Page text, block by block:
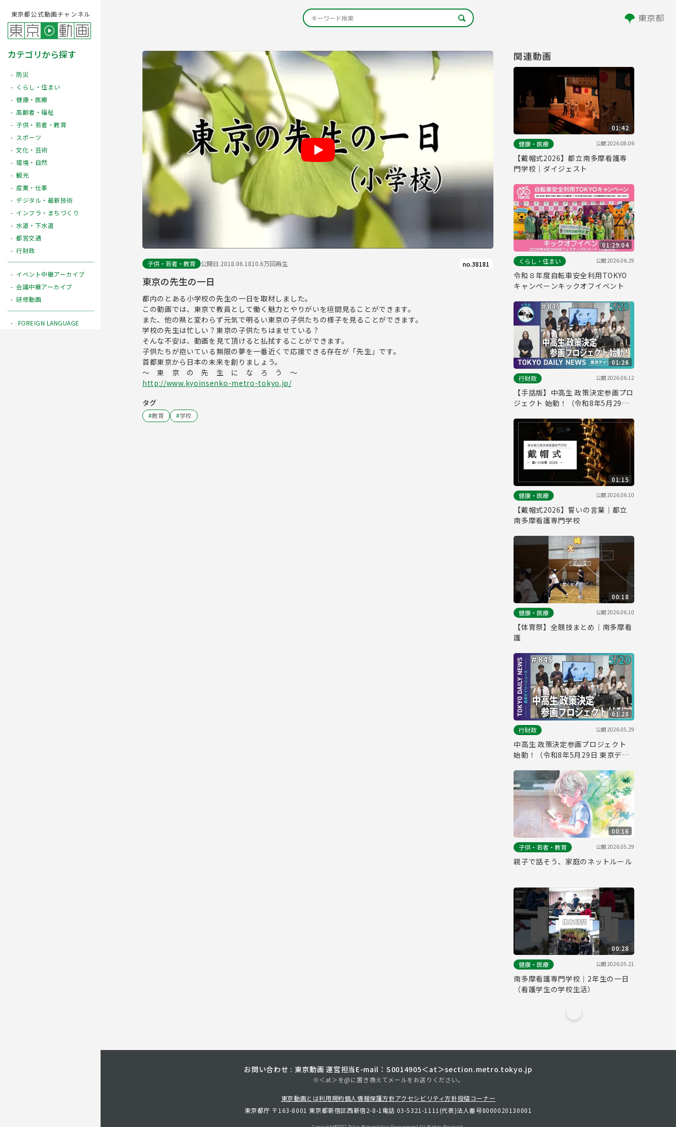
東京都公式動画チャンネル
カテゴリから探す
防災
くらし・住まい
健康・医療
高齢者・福祉
子供・若者・教育
スポーツ
文化・芸術
環境・自然
観光
産業・仕事
デジタル・最新技術
インフラ・まちづくり
水道・下水道
都営交通
行財政
イベント中継アーカイブ
会議中継アーカイブ
研修動画
FOREIGN LANGUAGE
Play
子供・若者・教育 公開日 2018.06.1810.6万回再生 no.38181
東京の先生の一日
都内のとある小学校の先生の一日を取材しました。
この動画では、東京で教員として働く魅力とやりがいを垣間見ることができます。
また、他の県と変わらず元気で明るい東京の子供たちの様子を見ることができます。
学校の先生は忙しい？東京の子供たちはませている？
そんな不安は、動画を見て頂けると払拭することができます。
子供たちが抱いている無限の夢を一番近くで応援できる存在が「先生」です。
首都東京から日本の未来を創りましょう。
～ 東 京 の 先 生 に な ろ う ～
http://www.kyoinsenko-metro-tokyo.jp/
タグ
#教育 #学校
関連動画
01:42
健康・医療
公開2026.08.06
【戴帽式2026】都立南多摩看護専
門学校｜ダイジェスト
01:29:04
くらし・住まい
公開2026.06.29
令和８年度自転車安全利用TOKYO
キャンペーンキックオフイベント
01:26
行財政
公開2026.06.12
【手話版】中高生 政策決定参画プロ
ジェクト 始動！（令和8年5月29日
01:15
健康・医療
公開2026.06.10
【戴帽式2026】誓いの言葉｜都立
南多摩看護専門学校
00:18
健康・医療
公開2026.06.10
【体育祭】全競技まとめ｜南多摩看
護
01:28
行財政
公開2026.05.29
中高生 政策決定参画プロジェクト
始動！（令和8年5月29日 東京デイ
00:16
子供・若者・教育
公開2026.05.29
親子で話そう、家庭のネットルール
00:28
健康・医療
公開2026.05.21
南多摩看護専門学校｜2年生の一日
（看護学生の学校生活）
お問い合わせ : 東京動画 運営担当 E-mail：S0014905＜at＞section.metro.tokyo.jp
※＜at＞を@に置き換えてメールをお送りください。
東京動画とは利用規約個人情報保護方針アクセシビリティ方針投稿コーナー
東京都庁 〒163-8001 東京都新宿区西新宿2-8-1 電話 03-5321-1111(代表)法人番号8000020130001